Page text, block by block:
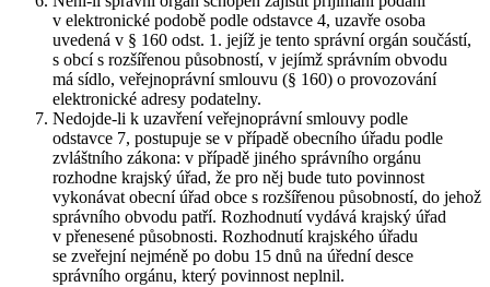
v elektronické podobě podle odstavce 4, uzavře osoba
uvedená v § 160 odst. 1. jejíž je tento správní orgán součástí,
s obcí s rozšířenou působností, v jejímž správním obvodu
má sídlo, veřejnoprávní smlouvu (§ 160) o provozování
elektronické adresy podatelny.
Nedojde-li k uzavření veřejnoprávní smlouvy podle
odstavce 7, postupuje se v případě obecního úřadu podle
zvláštního zákona: v případě jiného správního orgánu
rozhodne krajský úřad, že pro něj bude tuto povinnost
vykonávat obecní úřad obce s rozšířenou působností, do jehož
správního obvodu patří. Rozhodnutí vydává krajský úřad
v přenesené působnosti. Rozhodnutí krajského úřadu
se zveřejní nejméně po dobu 15 dnů na úřední desce
správního orgánu, který povinnost neplnil.